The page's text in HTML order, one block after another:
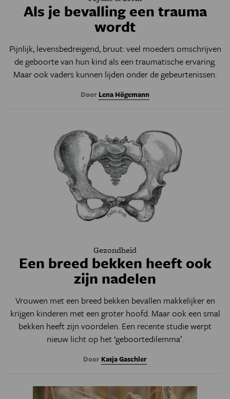
Als je bevalling een trauma
wordt
Pijnlijk, levensbedreigend, bruut: veel moeders omschrijven
de geboorte van hun kind als een traumatische ervaring.
Maar ook vaders kunnen lijden onder de gebeurtenissen.
Door Lena Högemann
Gezondheid
Een breed bekken heeft ook
zijn nadelen
Vrouwen met een breed bekken bevallen makkelijker en
krijgen kinderen met een groter hoofd. Maar ook een smal
bekken heeft zijn voordelen. Een recente studie werpt
nieuw licht op het ‘geboortedilemma’.
Door Katja Gaschler